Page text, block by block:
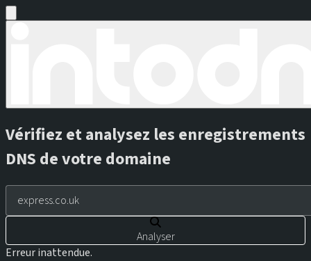
Vérifiez et analysez les enregistrements
DNS de votre domaine
Analyser
Erreur inattendue.